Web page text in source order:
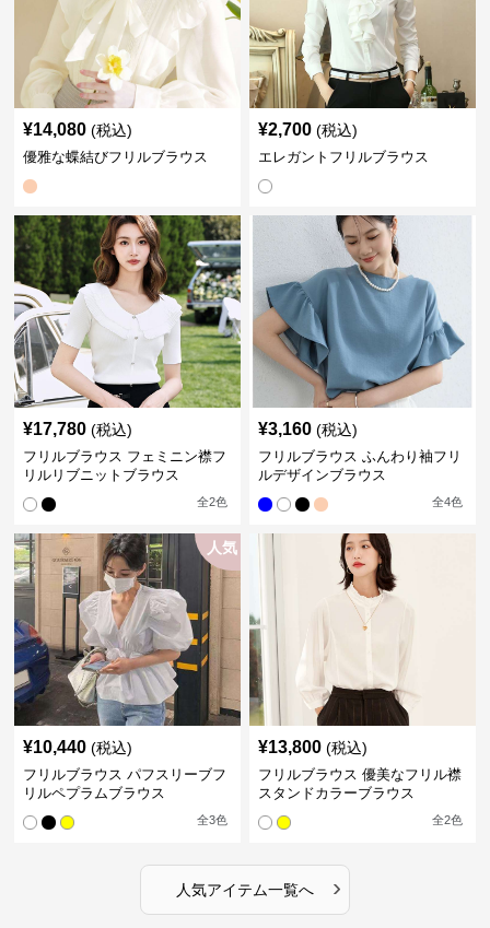
¥14,080 (税込)
優雅な蝶結びフリルブラウス
¥2,700 (税込)
エレガントフリルブラウス
¥17,780 (税込)
フリルブラウス フェミニン襟フ
リルリブニットブラウス
全2色
¥3,160 (税込)
フリルブラウス ふんわり袖フリ
ルデザインブラウス
全4色
人気
¥10,440 (税込)
フリルブラウス パフスリーブフ
リルペプラムブラウス
全3色
¥13,800 (税込)
フリルブラウス 優美なフリル襟
スタンドカラーブラウス
全2色
人気アイテム一覧へ ›